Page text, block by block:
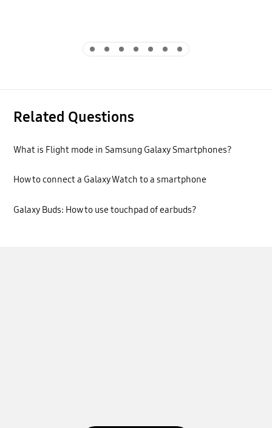
Related Questions
What is Flight mode in Samsung Galaxy Smartphones?
How to connect a Galaxy Watch to a smartphone
Galaxy Buds: How to use touchpad of earbuds?